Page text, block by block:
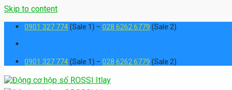
Skip to content
0901 327 774(Sale 1) – 028 6262 6779 (Sale 2)
0901 327 774(Sale 1) – 028 6262 6779 (Sale 2)